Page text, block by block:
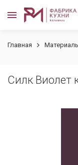
Главная
Силк Виолет